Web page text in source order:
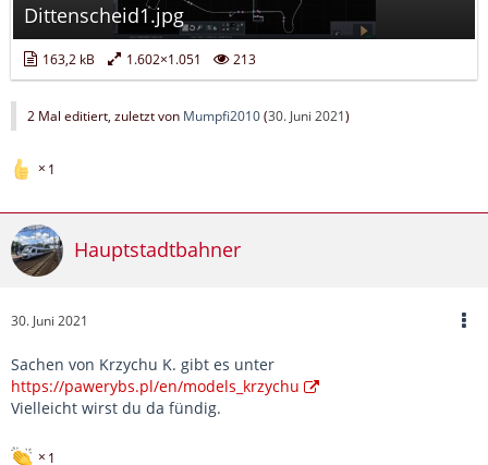
Dittenscheid1.jpg
163,2 kB 1.602×1.051 213
2 Mal editiert, zuletzt von Mumpfi2010(30. Juni 2021)
1
Hauptstadtbahner
30. Juni 2021
Sachen von Krzychu K. gibt es unter
https://pawerybs.pl/en/models_krzychu
Vielleicht wirst du da fündig.
1